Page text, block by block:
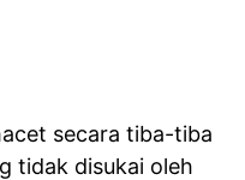
secara tiba-tiba
tidak disukai oleh